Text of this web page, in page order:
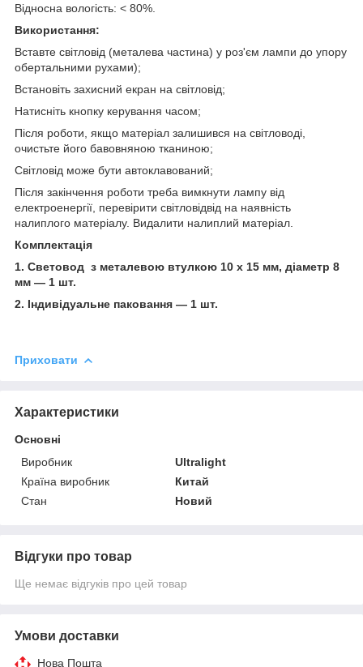
Відносна вологість: < 80%.
Використання:
Вставте світловід (металева частина) у роз'єм лампи до упору
обертальними рухами);
Встановіть захисний екран на світловід;
Натисніть кнопку керування часом;
Після роботи, якщо матеріал залишився на світловоді,
очистьте його бавовняною тканиною;
Світловід може бути автоклавований;
Після закінчення роботи треба вимкнути лампу від
електроенергії, перевірити світловідвід на наявність
налиплого матеріалу. Видалити налиплий матеріал.
Комплектація
1. Световод з металевою втулкою 10 x 15 мм, діаметр 8
мм — 1 шт.
2. Індивідуальне паковання — 1 шт.
Приховати
Характеристики
Основні
Виробник
Ultralight
Країна виробник
Китай
Стан
Новий
Відгуки про товар
Ще немає відгуків про цей товар
Умови доставки
Нова Пошта